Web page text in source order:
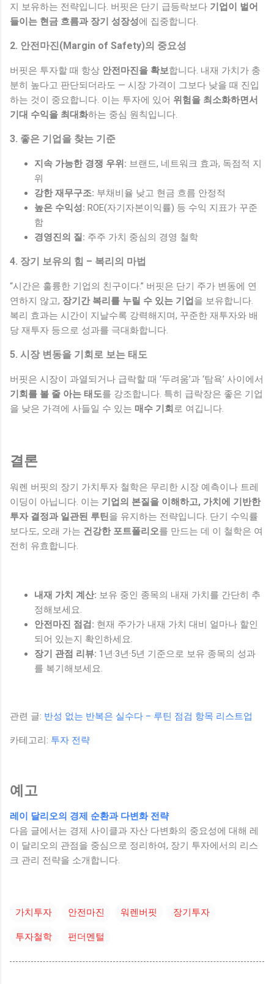
지 보유하는 전략입니다. 버핏은 단기 급등락보다 기업이 벌어
들이는 현금 흐름과 장기 성장성에 집중합니다.
2. 안전마진(Margin of Safety)의 중요성
버핏은 투자할 때 항상 안전마진을 확보합니다. 내재 가치가 충
분히 높다고 판단되더라도 — 시장 가격이 그보다 낮을 때 진입
하는 것이 중요합니다. 이는 투자에 있어 위험을 최소화하면서
기대 수익을 최대화하는 중심 원칙입니다.
3. 좋은 기업을 찾는 기준
지속 가능한 경쟁 우위: 브랜드, 네트워크 효과, 독점적 지
위
강한 재무구조: 부채비율 낮고 현금 흐름 안정적
높은 수익성: ROE(자기자본이익률) 등 수익 지표가 꾸준
함
경영진의 질: 주주 가치 중심의 경영 철학
4. 장기 보유의 힘 – 복리의 마법
“시간은 훌륭한 기업의 친구이다.” 버핏은 단기 주가 변동에 연
연하지 않고, 장기간 복리를 누릴 수 있는 기업 을 보유합니다.
복리 효과는 시간이 지날수록 강력해지며, 꾸준한 재투자와 배
당 재투자 등으로 성과를 극대화합니다.
5. 시장 변동을 기회로 보는 태도
버핏은 시장이 과열되거나 급락할 때 ‘두려움’과 ‘탐욕’ 사이에서
기회를 볼 줄 아는 태도를 강조합니다. 특히 급락장은 좋은 기업
을 낮은 가격에 사들일 수 있는 매수 기회 로 여깁니다.
결론
워렌 버핏의 장기 가치투자 철학은 무리한 시장 예측이나 트레
이딩이 아닙니다. 이는 기업의 본질을 이해하고, 가치에 기반한
투자 결정과 일관된 루틴을 유지하는 전략입니다. 단기 수익률
보다도, 오래 가는 건강한 포트폴리오를 만드는 데 이 철학은 여
전히 유효합니다.
내재 가치 계산: 보유 중인 종목의 내재 가치를 간단히 추
정해보세요.
안전마진 점검: 현재 주가가 내재 가치 대비 얼마나 할인
되어 있는지 확인하세요.
장기 관점 리뷰: 1년·3년·5년 기준으로 보유 종목의 성과
를 복기해보세요.
관련 글: 반성 없는 반복은 실수다 – 루틴 점검 항목 리스트업
카테고리: 투자 전략
예고
레이 달리오의 경제 순환과 다변화 전략
다음 글에서는 경제 사이클과 자산 다변화의 중요성에 대해 레
이 달리오의 관점을 중심으로 정리하여, 장기 투자에서의 리스
크 관리 전략을 소개합니다.
가치투자 안전마진 워렌버핏 장기투자
투자철학 펀더멘털